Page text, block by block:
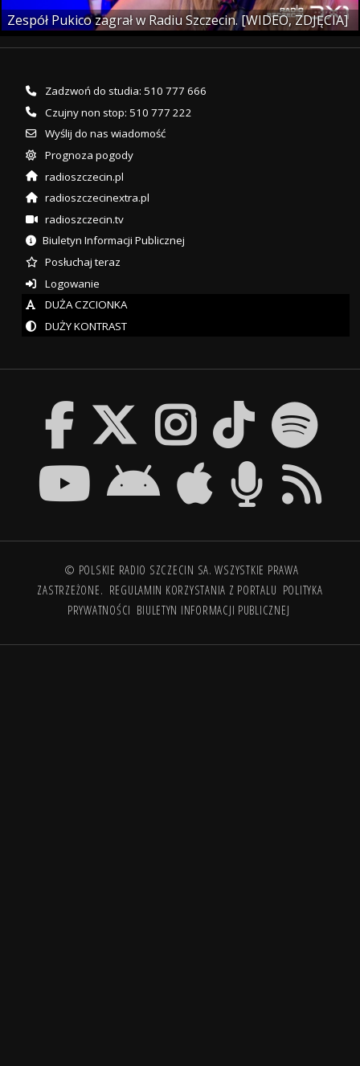
Zespół Pukico zagrał w Radiu Szczecin. [WIDEO, ZDJĘCIA]
Zadzwoń do studia: 510 777 666
Czujny non stop: 510 777 222
Wyślij do nas wiadomość
Prognoza pogody
radioszczecin.pl
radioszczecinextra.pl
radioszczecin.tv
Biuletyn Informacji Publicznej
Posłuchaj teraz
Logowanie
DUŻA CZCIONKA
DUŻY KONTRAST
© POLSKIE RADIO SZCZECIN SA. WSZYSTKIE PRAWA
ZASTRZEŻONE. REGULAMIN KORZYSTANIA Z PORTALU POLITYKA
PRYWATNOŚCI BIULETYN INFORMACJI PUBLICZNEJ